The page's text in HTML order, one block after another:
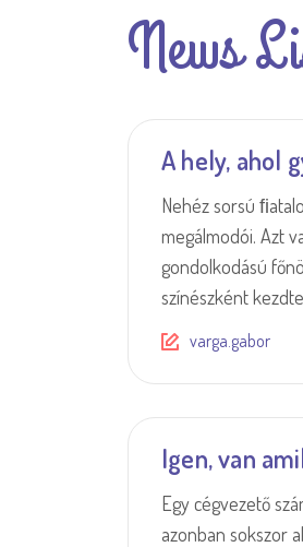
News
A hely, ahol
Nehéz sorsú
megálmodói. Azt
gondolkodású
színészként
varga.gabor
Igen, van
Egy cégvezető
azonban sokszor